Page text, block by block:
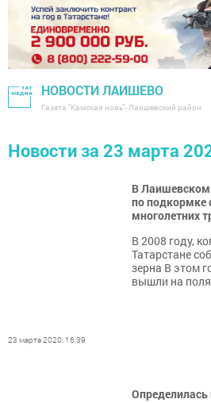
НОВОСТИ ЛАИШЕВО
Газета "Камская новь"- Лаишевский район
Новости за 23 марта
В Лаишевском
по подкормке
многолетних
В 2008 году,
Татарстане
зерна В этом
вышли на
23 марта 2020, 16:39
Определилась